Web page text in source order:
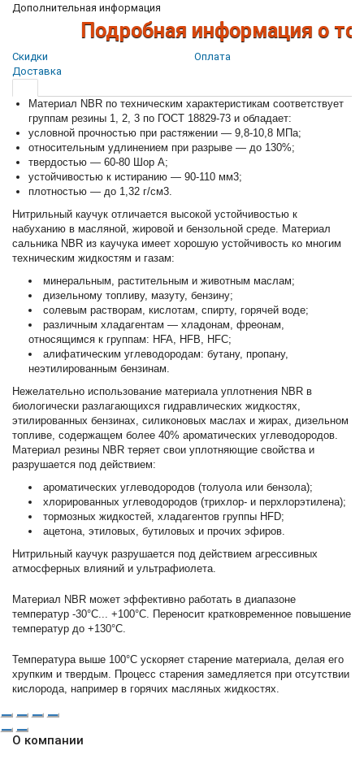
Дополнительная информация
Подробная информация о
Скидки
Оплата
Доставка
Материал NBR по техническим характеристикам соответствует
группам резины 1, 2, 3 по ГОСТ 18829-73 и обладает:
условной прочностью при растяжении — 9,8-10,8 МПа;
относительным удлинением при разрыве — до 130%;
твердостью — 60-80 Шор А;
устойчивостью к истиранию — 90-110 мм3;
плотностью — до 1,32 г/см3.
Нитрильный каучук отличается высокой устойчивостью к
набуханию в масляной, жировой и бензольной среде. Материал
сальника NBR из каучука имеет хорошую устойчивость ко многим
техническим жидкостям и газам:
минеральным, растительным и животным маслам;
дизельному топливу, мазуту, бензину;
солевым растворам, кислотам, спирту, горячей воде;
различным хладагентам — хладонам, фреонам,
относящимся к группам: HFA, HFB, HFC;
алифатическим углеводородам: бутану, пропану,
неэтилированным бензинам.
Нежелательно использование материала уплотнения NBR в
биологически разлагающихся гидравлических жидкостях,
этилированных бензинах, силиконовых маслах и жирах, дизельном
топливе, содержащем более 40% ароматических углеводородов.
Материал резины NBR теряет свои уплотняющие свойства и
разрушается под действием:
ароматических углеводородов (толуола или бензола);
хлорированных углеводородов (трихлор- и перхлорэтилена);
тормозных жидкостей, хладагентов группы HFD;
ацетона, этиловых, бутиловых и прочих эфиров.
Нитрильный каучук разрушается под действием агрессивных
атмосферных влияний и ультрафиолета.
Материал NBR может эффективно работать в диапазоне
температур -30°С... +100°С. Переносит кратковременное повышение
температур до +130°С.
Температура выше 100°С ускоряет старение материала, делая его
хрупким и твердым. Процесс старения замедляется при отсутствии
кислорода, например в горячих масляных жидкостях.
О компании